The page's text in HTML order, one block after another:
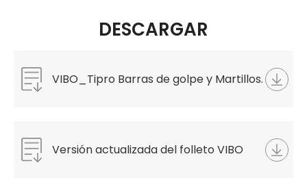
DESCARGAR
VIBO_Tipro Barras de golpe y Martillos.
Versión actualizada del folleto VIBO